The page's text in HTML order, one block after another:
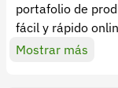
portafolio de
fácil y rápido
Mostrar más
Términos y
Política de